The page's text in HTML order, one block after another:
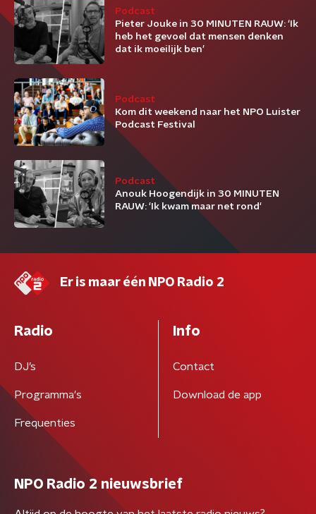
Podcast
Pieter Jouke in 30 MINUTEN RAUW: ‘Ik
heb het gevoel dat mensen denken
dat ik moeilijk ben’
Podcast
Kom dit weekend naar het NPO Luister
Podcast Festival
Podcast
Anouk Hoogendijk in 30 MINUTEN
RAUW: 'Ik kwam maar net rond'
Er is maar één NPO Radio 2
Radio
DJ’s
Programma's
Frequenties
Info
Contact
Download de app
NPO Radio 2 nieuwsbrief